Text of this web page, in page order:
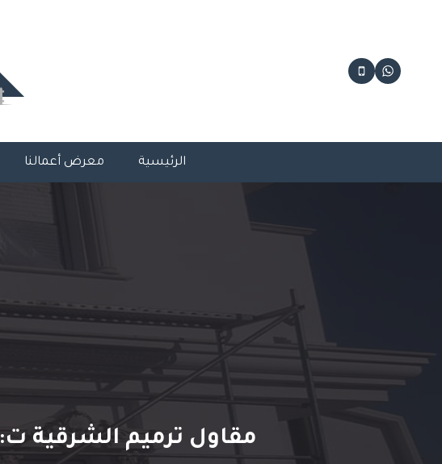
المحتوى
الرئيسية معرض أعمالنا
مقاول ترميم الشرقية ت: 0509635009 صيانة وترميم المباني الظهران